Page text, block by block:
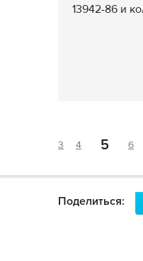
13942-86 и
3 4 5 6
Поделиться: